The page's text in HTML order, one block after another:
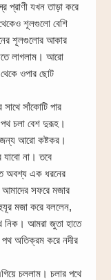
প্রাণী যখন তাড়া করে
থেকেও শূলগুলো বেশি
শূলগুলোর আকার
লাগলাম। আরো
ওপার ছোট
সাথে সাঁকোটি পার
চলা বেশ দুরূহ।
জন্য আরো কষ্টকর।
না। তবে
অবশ্য এক ধরনের
সফরে মজার
মজা করে বললেন,
নিক। আমরা জুতা হাতে
পথ অতিক্রম করে নদীর
চললাম। চলার পথে